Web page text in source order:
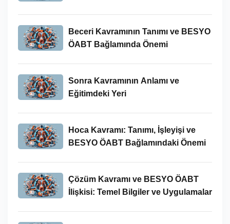
Beceri Kavramının Tanımı ve BESYO
ÖABT Bağlamında Önemi
Sonra Kavramının Anlamı ve
Eğitimdeki Yeri
Hoca Kavramı: Tanımı, İşleyişi ve
BESYO ÖABT Bağlamındaki Önemi
Çözüm Kavramı ve BESYO ÖABT
İlişkisi: Temel Bilgiler ve Uygulamalar